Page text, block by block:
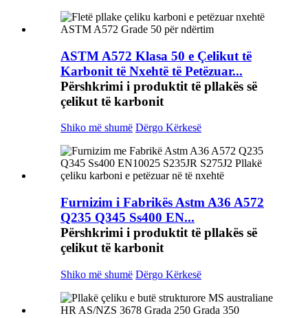
ASTM A572 Klasa 50 e Çelikut të
Karbonit të Nxehtë të Petëzuar...
Përshkrimi i produktit të pllakës së
çelikut të karbonit
Shiko më shumë Dërgo Kërkesë
Furnizim i Fabrikës Astm A36 A572
Q235 Q345 Ss400 EN...
Përshkrimi i produktit të pllakës së
çelikut të karbonit
Shiko më shumë Dërgo Kërkesë